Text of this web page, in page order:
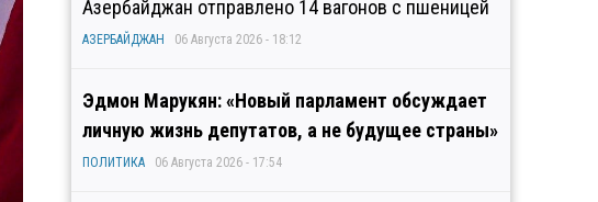
Азербайджан отправлено 14 вагонов с пшеницей
АЗЕРБАЙДЖАН 06 Августа 2026 - 18:12
Эдмон Марукян: «Новый парламент обсуждает
личную жизнь депутатов, а не будущее страны»
ПОЛИТИКА 06 Августа 2026 - 17:54